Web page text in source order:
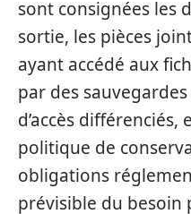
sont consignées les
sortie, les pièces
ayant accédé aux
par des
d’accès différenciés,
politique de
obligations
prévisible du